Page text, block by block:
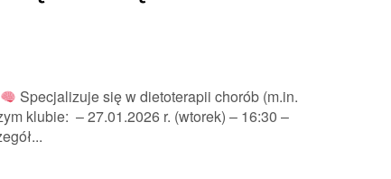
Specjalizuje się w dietoterapii chorób (m.in.
klubie: – 27.01.2026 r. (wtorek) – 16:30 –